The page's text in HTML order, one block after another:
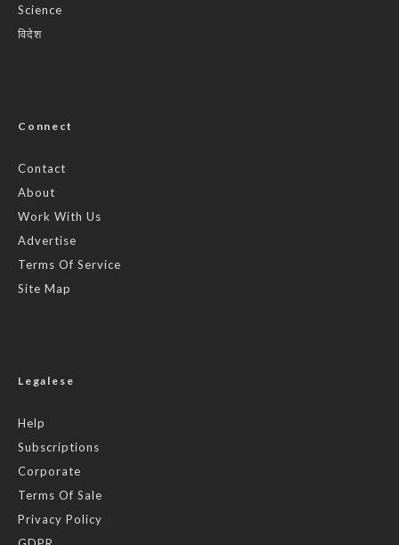
Science
विदेश
Connect
Contact
About
Work With Us
Advertise
Terms Of Service
Site Map
Legalese
Help
Subscriptions
Corporate
Terms Of Sale
Privacy Policy